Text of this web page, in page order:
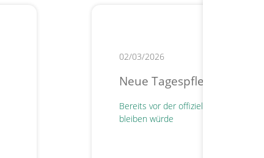
02/03/2026
Neue Tagespflege
Bereits vor der offiziellen Eröffnung
bleiben würde